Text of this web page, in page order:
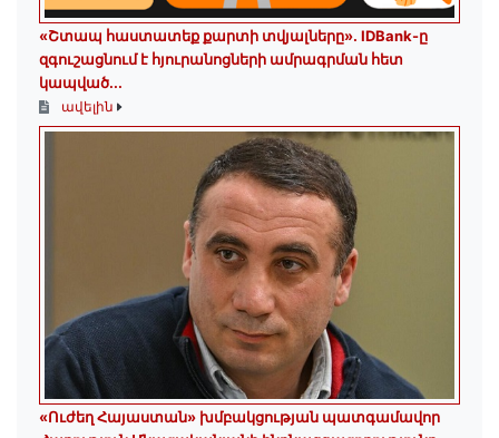
«Շտապ հաստատեք քարտի տվյալները»․ IDBank-ը
զգուշացնում է հյուրանոցների ամրագրման հետ
կապված...
ավելին
«Ուժեղ Հայաստան» խմբակցության պատգամավոր